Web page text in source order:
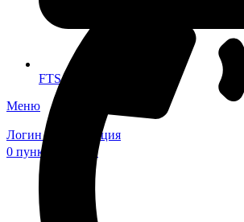
FTS-omsk@mail.ru
Меню
Логин / Регистрация
0 пунктов ₽